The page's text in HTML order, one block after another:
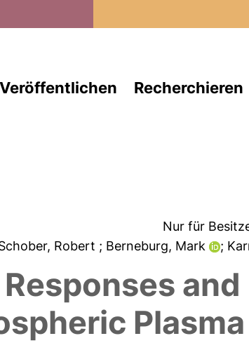
Veröffentlichen Recherchieren
Nur für
Robert ; Berneburg, Mark ;